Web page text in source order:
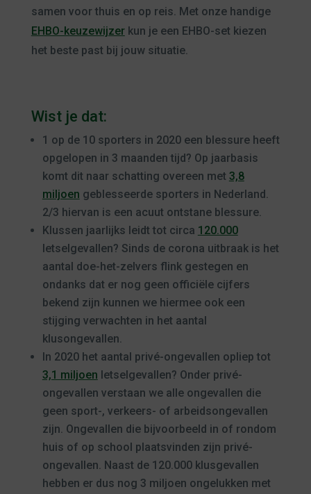
samen voor thuis en op reis. Met onze handige
EHBO-keuzewijzerkun je een EHBO-set kiezen
het beste past bij jouw situatie.
Wist je dat:
1 op de 10 sporters in 2020 een blessure heeft
opgelopen in 3 maanden tijd? Op jaarbasis
komt dit naar schatting overeen met 3,8
miljoen geblesseerde sporters in Nederland.
2/3 hiervan is een acuut ontstane blessure.
Klussen jaarlijks leidt tot circa 120.000
letselgevallen? Sinds de corona uitbraak is het
aantal doe-het-zelvers flink gestegen en
ondanks dat er nog geen officiële cijfers
bekend zijn kunnen we hiermee ook een
stijging verwachten in het aantal
klusongevallen.
In 2020 het aantal privé-ongevallen opliep tot
3,1 miljoen letselgevallen? Onder privé-
ongevallen verstaan we alle ongevallen die
geen sport-, verkeers- of arbeidsongevallen
zijn. Ongevallen die bijvoorbeeld in of rondom
huis of op school plaatsvinden zijn privé-
ongevallen. Naast de 120.000 klusgevallen
hebben er dus nog 3 miljoen ongelukken met